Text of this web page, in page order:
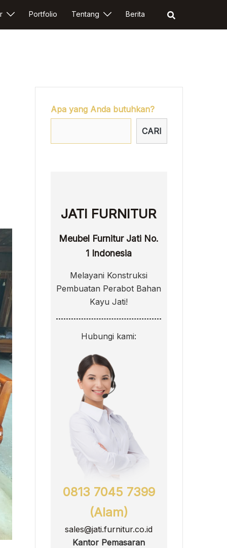
Portfolio Tentang Berita
Apa yang Anda butuhkan?
CARI
JATI FURNITUR
Meubel Furnitur Jati No.
1 Indonesia
Melayani Konstruksi
Pembuatan Perabot Bahan
Kayu Jati!
Hubungi kami:
0813 7045 7399
(Alam)
sales@jati.furnitur.co.id
Kantor Pemasaran